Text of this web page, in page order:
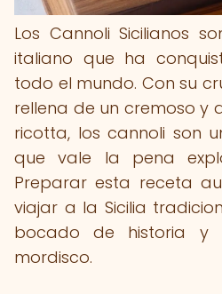
Los Cannoli Sicilianos
italiano que ha
todo el mundo. Con su
rellena de un cremoso y
ricotta, los cannoli son
que vale la pena
Preparar esta receta
viajar a la Sicilia
bocado de historia y
mordisco.